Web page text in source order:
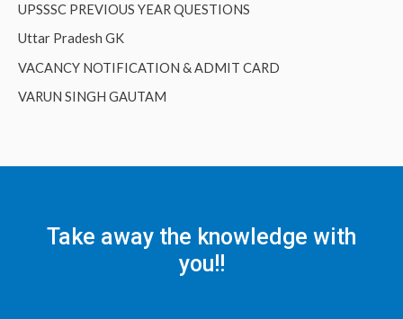
UPSSSC PREVIOUS YEAR QUESTIONS
Uttar Pradesh GK
VACANCY NOTIFICATION & ADMIT CARD
VARUN SINGH GAUTAM
Take away the knowledge with
you!!